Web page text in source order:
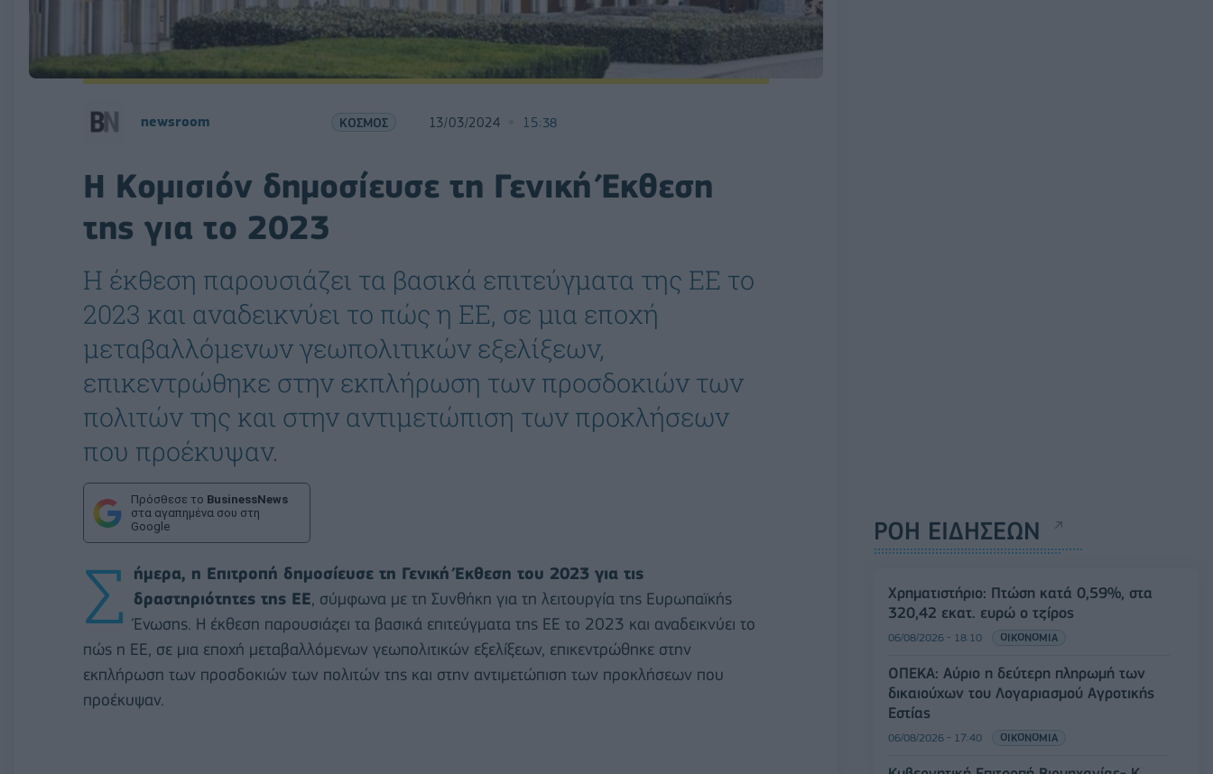
newsroom ΚΟΣΜΟΣ 13/03/2024 15:38
Η Κομισιόν δημοσίευσε τη Γενική Έκθεση
της για το 2023
Η έκθεση παρουσιάζει τα βασικά επιτεύγματα της ΕΕ το
2023 και αναδεικνύει το πώς η ΕΕ, σε μια εποχή
μεταβαλλόμενων γεωπολιτικών εξελίξεων,
επικεντρώθηκε στην εκπλήρωση των προσδοκιών των
πολιτών της και στην αντιμετώπιση των προκλήσεων
που προέκυψαν.
Πρόσθεσε το BusinessNews
στα αγαπημένα σου στη
Google
Σ
ήμερα, η Επιτροπή δημοσίευσε τη Γενική Έκθεση του 2023 για τις
δραστηριότητες της ΕΕ , σύμφωνα με τη Συνθήκη για τη λειτουργία της Ευρωπαϊκής
Ένωσης. Η έκθεση παρουσιάζει τα βασικά επιτεύγματα της ΕΕ το 2023 και αναδεικνύει το
πώς η ΕΕ, σε μια εποχή μεταβαλλόμενων γεωπολιτικών εξελίξεων, επικεντρώθηκε στην
εκπλήρωση των προσδοκιών των πολιτών της και στην αντιμετώπιση των προκλήσεων που
προέκυψαν.
ΡΟΗ ΕΙΔΗΣΕΩΝ
Χρηματιστήριο: Πτώση κατά 0,59%, στα
320,42 εκατ. ευρώ ο τζίρος
06/08/2026 - 18:10 ΟΙΚΟΝΟΜΙΑ
ΟΠΕΚΑ: Αύριο η δεύτερη πληρωμή των
δικαιούχων του Λογαριασμού Αγροτικής
Εστίας
06/08/2026 - 17:40 ΟΙΚΟΝΟΜΙΑ